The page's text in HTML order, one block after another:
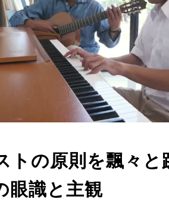
トの原則を飄々と
眼識と主観